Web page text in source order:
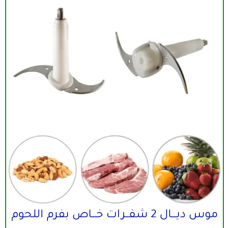
موس ديـــال 2 شفــرات خـــاص بفرم اللحوم